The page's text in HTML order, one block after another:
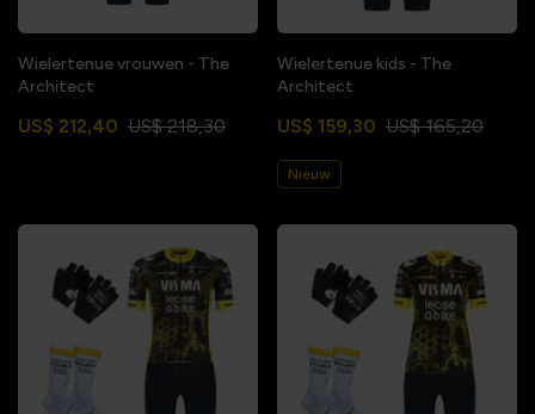
Wielertenue vrouwen - The
Architect
US$ 212,40 US$ 218,30
Wielertenue kids - The
Architect
US$ 159,30 US$ 165,20
Nieuw